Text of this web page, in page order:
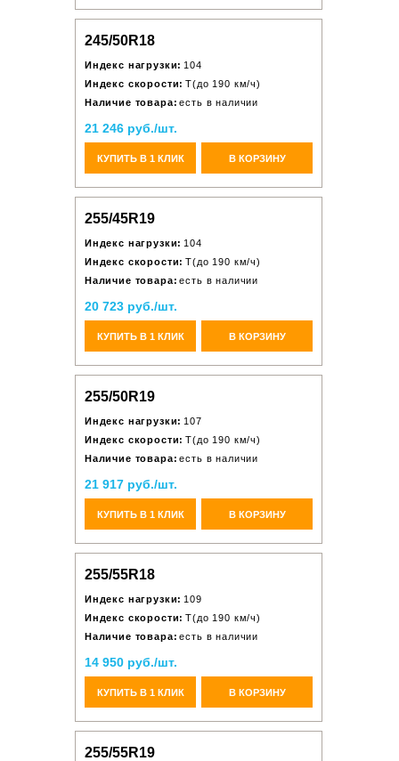
245/50R18
Индекс нагрузки: 104
Индекс скорости: T(до 190 км/ч)
Наличие товара: есть в наличии
21 246 руб./шт.
КУПИТЬ В 1 КЛИК В КОРЗИНУ
255/45R19
Индекс нагрузки: 104
Индекс скорости: T(до 190 км/ч)
Наличие товара: есть в наличии
20 723 руб./шт.
КУПИТЬ В 1 КЛИК В КОРЗИНУ
255/50R19
Индекс нагрузки: 107
Индекс скорости: T(до 190 км/ч)
Наличие товара: есть в наличии
21 917 руб./шт.
КУПИТЬ В 1 КЛИК В КОРЗИНУ
255/55R18
Индекс нагрузки: 109
Индекс скорости: T(до 190 км/ч)
Наличие товара: есть в наличии
14 950 руб./шт.
КУПИТЬ В 1 КЛИК В КОРЗИНУ
255/55R19